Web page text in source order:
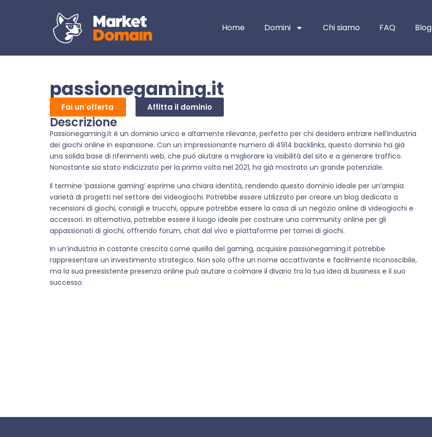
Home Domini Chi siamo FAQ Blog
passionegaming.it
Fai un'offerta Affitta il dominio
Descrizione
Passionegaming.it è un dominio unico e altamente rilevante, perfetto per chi desidera entrare nell’industria
dei giochi online in espansione. Con un impressionante numero di 4914 backlinks, questo dominio ha già
una solida base di riferimenti web, che può aiutare a migliorare la visibilità del sito e a generare traffico.
Nonostante sia stato indicizzato per la prima volta nel 2021, ha già mostrato un grande potenziale.
Il termine ‘passione gaming’ esprime una chiara identità, rendendo questo dominio ideale per un’ampia
varietà di progetti nel settore dei videogiochi. Potrebbe essere utilizzato per creare un blog dedicato a
recensioni di giochi, consigli e trucchi, oppure potrebbe essere la casa di un negozio online di videogiochi e
accessori. In alternativa, potrebbe essere il luogo ideale per costruire una community online per gli
appassionati di giochi, offrendo forum, chat dal vivo e piattaforme per tornei di giochi.
In un’industria in costante crescita come quella del gaming, acquisire passionegaming.it potrebbe
rappresentare un investimento strategico. Non solo offre un nome accattivante e facilmente riconoscibile,
ma la sua preesistente presenza online può aiutare a colmare il divario tra la tua idea di business e il suo
successo.